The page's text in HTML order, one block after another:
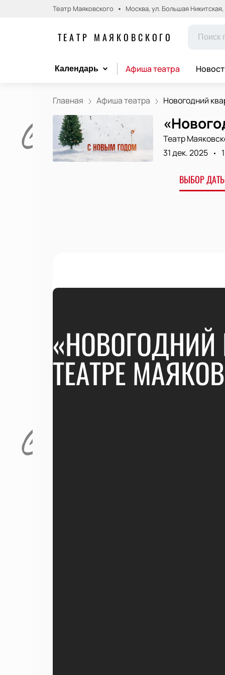
Театр Маяковского Москва, ул. Большая Никитская,
ТЕАТР МАЯКОВСКОГО
Календарь Афиша театра
Главная Афиша театра Новогодний
Театр
31 дек. 2025
ВЫБОР
«НОВОГОДНИЙ
ТЕАТРЕ